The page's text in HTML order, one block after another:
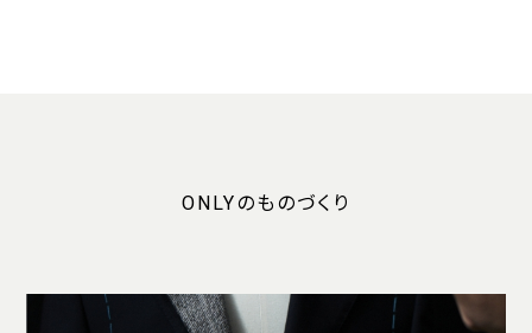
ONLYのものづくり